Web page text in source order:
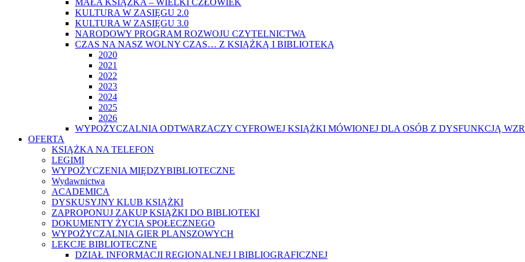
MAŁA KSIĄŻKA – WIELKI CZŁOWIEK
KULTURA W ZASIĘGU 2.0
KULTURA W ZASIĘGU 3.0
NARODOWY PROGRAM ROZWOJU CZYTELNICTWA
CZAS NA NASZ WOLNY CZAS… Z KSIĄŻKĄ I BIBLIOTEKĄ
2020
2021
2022
2023
2024
2025
2026
WYPOŻYCZALNIA ODTWARZACZY CYFROWEJ KSIĄŻKI MÓWIONEJ DLA OSÓB Z DYSFUNKCJĄ
OFERTA
KSIĄŻKA NA TELEFON
LEGIMI
WYPOŻYCZENIA MIĘDZYBIBLIOTECZNE
Wydawnictwa
ACADEMICA
DYSKUSYJNY KLUB KSIĄŻKI
ZAPROPONUJ ZAKUP KSIĄŻKI DO BIBLIOTEKI
DOKUMENTY ŻYCIA SPOŁECZNEGO
WYPOŻYCZALNIA GIER PLANSZOWYCH
LEKCJE BIBLIOTECZNE
DZIAŁ INFORMACJI REGIONALNEJ I BIBLIOGRAFICZNEJ